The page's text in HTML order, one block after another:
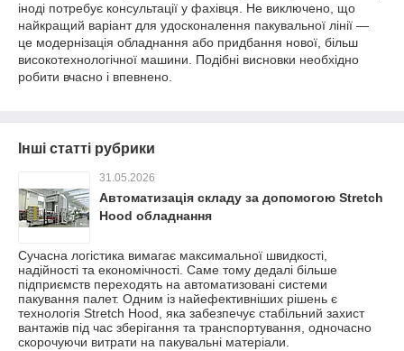
іноді потребує консультації у фахівця. Не виключено, що
найкращий варіант для удосконалення пакувальної лінії —
це модернізація обладнання або придбання нової, більш
високотехнологічної машини. Подібні висновки необхідно
робити вчасно і впевнено.
Інші статті рубрики
31.05.2026
Автоматизація складу за допомогою Stretch
Hood обладнання
Сучасна логістика вимагає максимальної швидкості,
надійності та економічності. Саме тому дедалі більше
підприємств переходять на автоматизовані системи
пакування палет. Одним із найефективніших рішень є
технологія Stretch Hood, яка забезпечує стабільний захист
вантажів під час зберігання та транспортування, одночасно
скорочуючи витрати на пакувальні матеріали.